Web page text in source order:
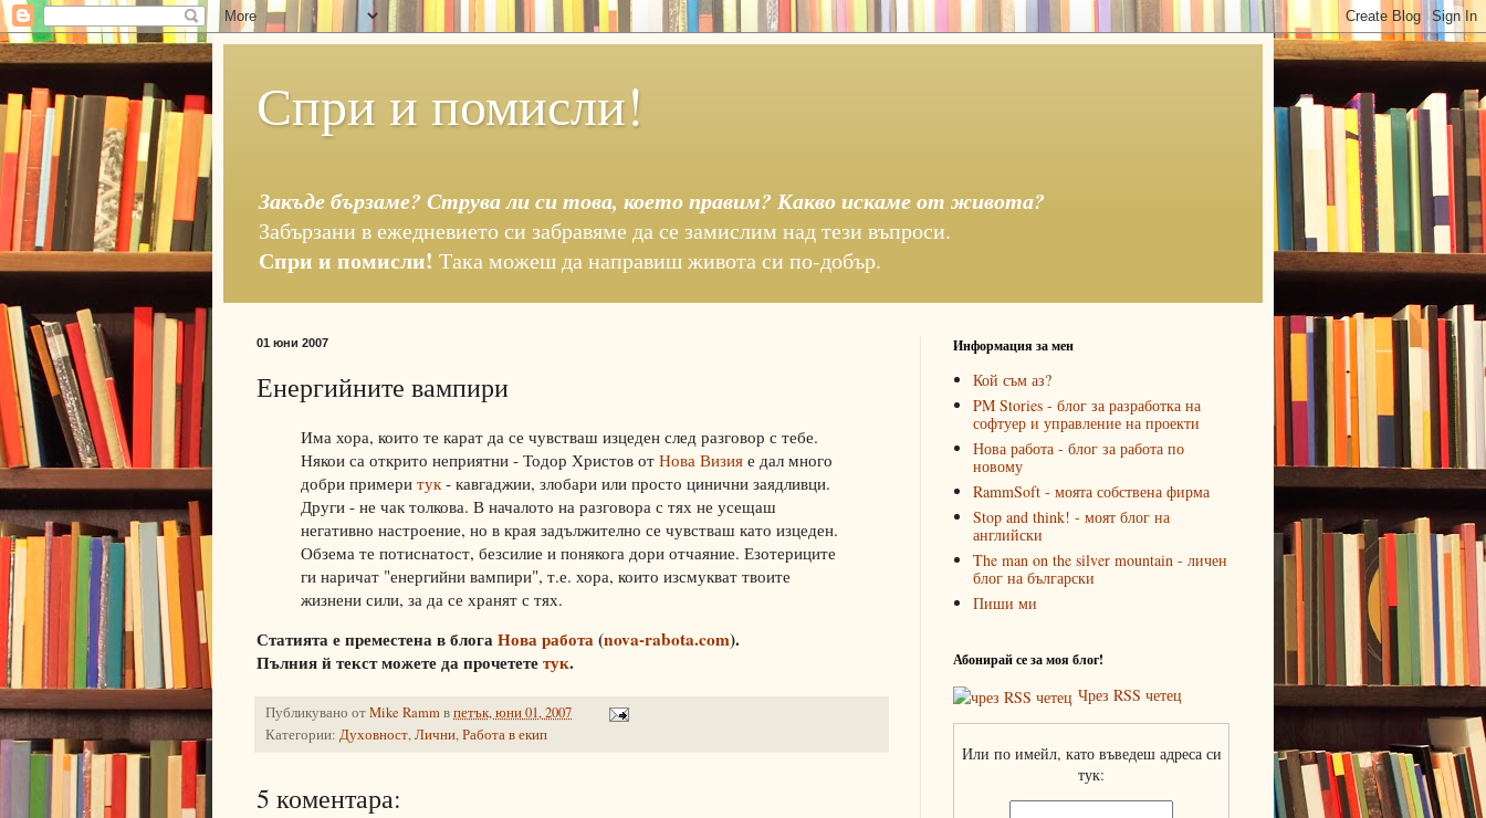
Спри и помисли!
Закъде бързаме? Струва ли си това, което правим? Какво искаме от живота?
Забързани в ежедневието си забравяме да се замислим над тези въпроси.
Спри и помисли! Така можеш да направиш живота си по-добър.
01 юни 2007
Енергийните вампири
Има хора, които те карат да се чувстваш изцеден след разговор с тебе.
Някои са открито неприятни - Тодор Христов от Нова Визия е дал много
добри примери тук - кавгаджии, злобари или просто цинични заядливци.
Други - не чак толкова. В началото на разговора с тях не усещаш
негативно настроение, но в края задължително се чувстваш като изцеден.
Обзема те потиснатост, безсилие и понякога дори отчаяние. Езотериците
ги наричат "енергийни вампири", т.е. хора, които изсмукват твоите
жизнени сили, за да се хранят с тях.
Статията е преместена в блогаНова работа(nova-rabota.com).
Пълния й текст можете да прочетететук.
Публикувано отMike Rammвпетък, юни 01, 2007
Категории: Духовност,Лични,Работа в екип
5 коментара:
Информация за мен
Кой съм аз?
PM Stories - блог за разработка на
софтуер и управление на проекти
Нова работа - блог за работа по
новому
RammSoft - моята собствена фирма
Stop and think! - моят блог на
английски
The man on the silver mountain - личен
блог на български
Пиши ми
Абонирай се за моя блог!
Чрез RSS четец
Или по имейл, като въведеш адреса си
тук: